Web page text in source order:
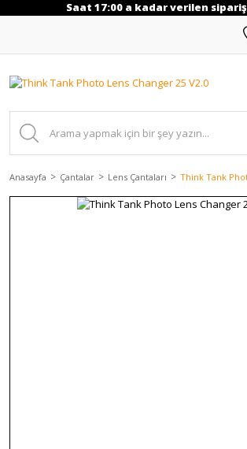
Saat 17:00 a kadar verilen
Anasayfa Çantalar Lens Çantaları Think Tank